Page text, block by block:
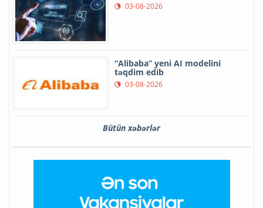
03-08-2026
“Alibaba” yeni AI modelini
təqdim edib
03-08-2026
Bütün xəbərlər